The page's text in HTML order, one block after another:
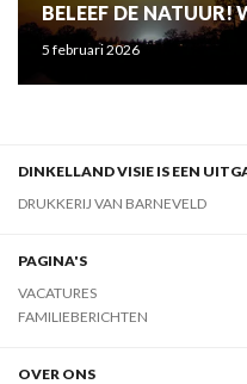
BELEEF DE
5 februari 2026
DINKELLAND VISIE IS EEN
DRUKKERIJ VAN BARNEVELD
PAGINA'S
VACATURES
FAMILIEBERICHTEN
OVER ONS